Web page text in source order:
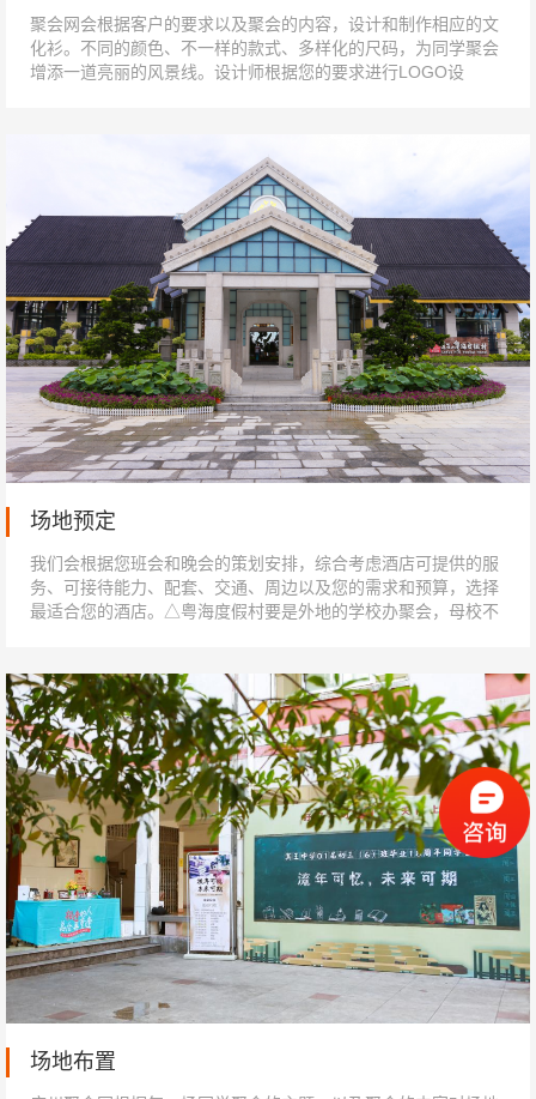
聚会网会根据客户的要求以及聚会的内容，设计和制作相应的文
化衫。不同的颜色、不一样的款式、多样化的尺码，为同学聚会
增添一道亮丽的风景线。设计师根据您的要求进行LOGO设
场地预定
我们会根据您班会和晚会的策划安排，综合考虑酒店可提供的服
务、可接待能力、配套、交通、周边以及您的需求和预算，选择
最适合您的酒店。△粤海度假村要是外地的学校办聚会，母校不
场地布置